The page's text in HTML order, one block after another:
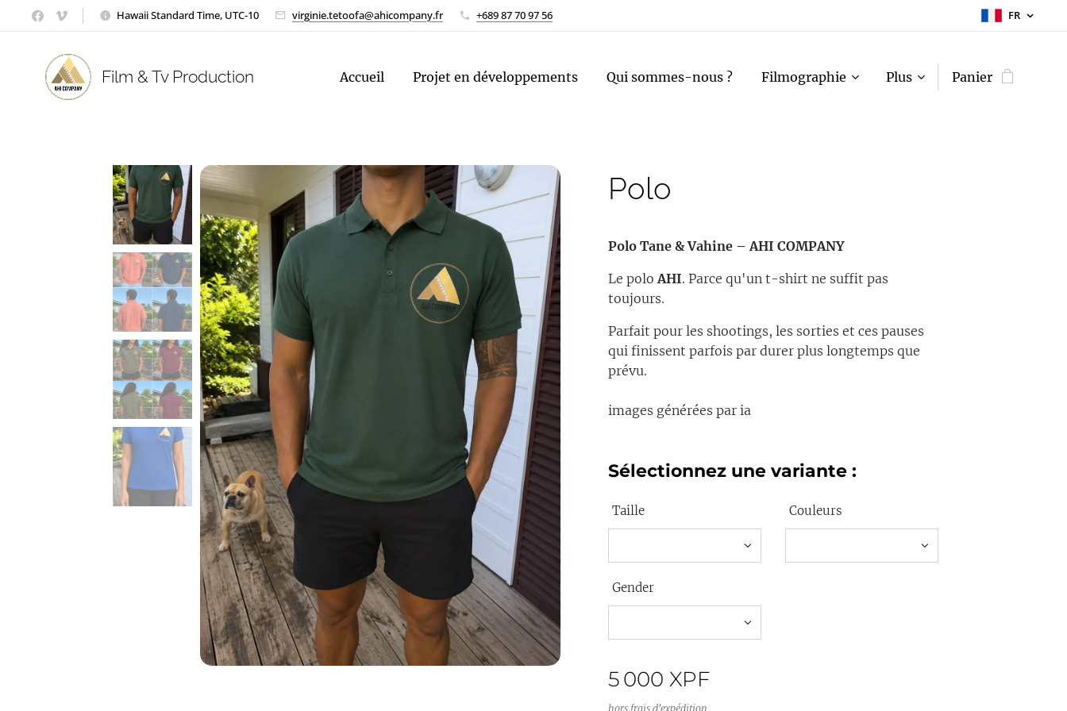
Hawaii Standard Time, UTC-10 virginie.tetoofa@ahicompany.fr +689 87 70 97 56 FR
Film & Tv Production Accueil Projet en développements Qui sommes-nous ? Filmographie Plus Panier
Polo
Polo Tane & Vahine – AHI COMPANY
Le poloAHI. Parce qu'un t-shirt ne suffit pas
toujours.
Parfait pour les shootings, les sorties et ces pauses
qui finissent parfois par durer plus longtemps que
prévu.
images générées par ia
Sélectionnez une variante :
Taille Couleurs
Gender
5 000 XPF
hors frais d'expédition